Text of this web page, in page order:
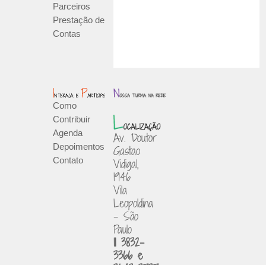
Parceiros
Prestação de
Contas
Como
Contribuir
Agenda
Depoimentos
Contato
Av. Doutor
Gastao
Vidigal,
1946
Vila
Leopoldina
- São
Paulo
11 3832-
3366 e